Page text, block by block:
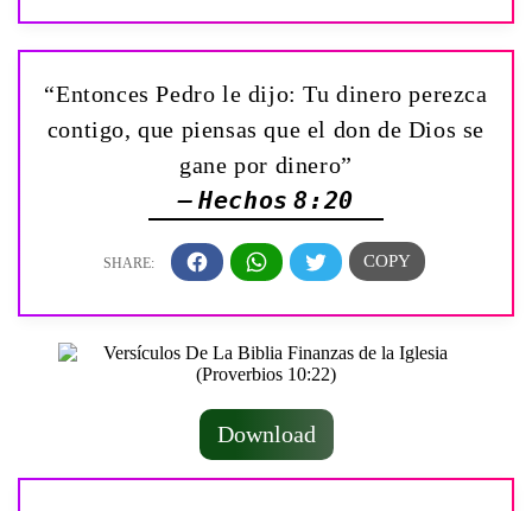
“Entonces Pedro le dijo: Tu dinero perezca
contigo, que piensas que el don de Dios se
gane por dinero”
— Hechos 8:20
Download